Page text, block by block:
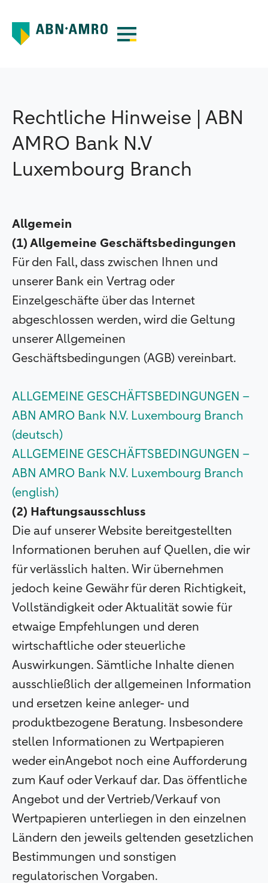
Rechtliche Hinweise | ABN
AMRO Bank N.V
Luxembourg Branch
Allgemein
(1) Allgemeine Geschäftsbedingungen
Für den Fall, dass zwischen Ihnen und
unserer Bank ein Vertrag oder
Einzelgeschäfte über das Internet
abgeschlossen werden, wird die Geltung
unserer Allgemeinen
Geschäftsbedingungen (AGB) vereinbart.
ALLGEMEINE GESCHÄFTSBEDINGUNGEN –
ABN AMRO Bank N.V. Luxembourg Branch
(deutsch)
ALLGEMEINE GESCHÄFTSBEDINGUNGEN –
ABN AMRO Bank N.V. Luxembourg Branch
(english)
(2) Haftungsausschluss
Die auf unserer Website bereitgestellten
Informationen beruhen auf Quellen, die wir
für verlässlich halten. Wir übernehmen
jedoch keine Gewähr für deren Richtigkeit,
Vollständigkeit oder Aktualität sowie für
etwaige Empfehlungen und deren
wirtschaftliche oder steuerliche
Auswirkungen. Sämtliche Inhalte dienen
ausschließlich der allgemeinen Information
und ersetzen keine anleger- und
produktbezogene Beratung. Insbesondere
stellen Informationen zu Wertpapieren
weder einAngebot noch eine Aufforderung
zum Kauf oder Verkauf dar. Das öffentliche
Angebot und der Vertrieb/Verkauf von
Wertpapieren unterliegen in den einzelnen
Ländern den jeweils geltenden gesetzlichen
Bestimmungen und sonstigen
regulatorischen Vorgaben.